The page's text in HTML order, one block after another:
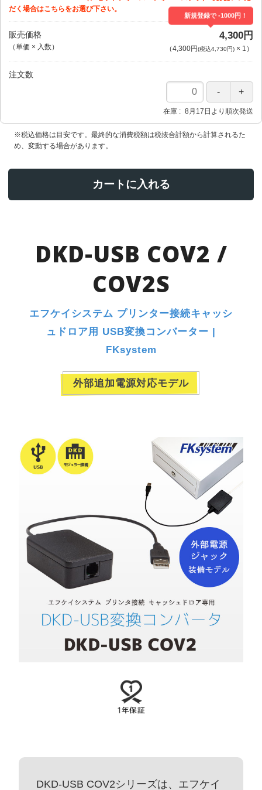
だく場合はこちらをお選び下さい。
販売価格
（単価 × 入数）
新規登録で -1000円！
4,300円
（4,300円(税込4,730円)× 1 ）
注文数
在庫 8月17日より順次発送
※税込価格は目安です。最終的な消費税額は税抜合計額から計算されるた
め、変動する場合があります。
カートに入れる
DKD-USB COV2 /
COV2S
エフケイシステム プリンター接続キャッシ
ュドロア用 USB変換コンバーター |
FKsystem
外部追加電源対応モデル
DKD-USB COV2シリーズは、エフケイ